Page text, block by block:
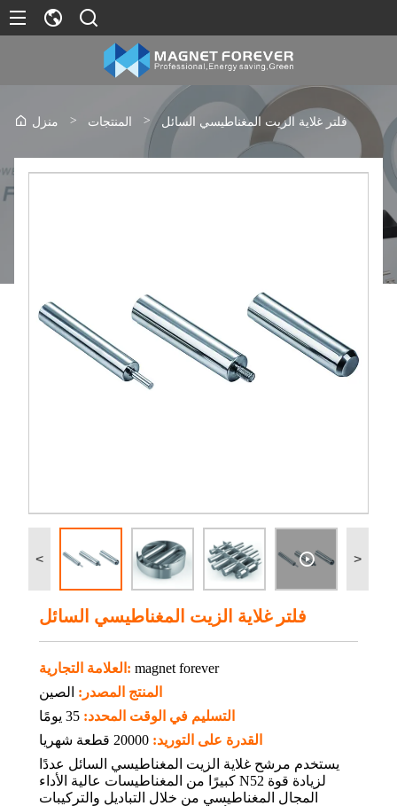
منزل > المنتجات > فلتر غلاية الزيت المغناطيسي السائل
< >
فلتر غلاية الزيت المغناطيسي السائل
العلامة التجارية: magnet forever
المنتج المصدر: الصين
التسليم في الوقت المحدد: 35 يومًا
القدرة على التوريد: 20000 قطعة شهريا
يستخدم مرشح غلاية الزيت المغناطيسي السائل عددًا
كبيرًا من المغناطيسات عالية الأداء N52 لزيادة قوة
المجال المغناطيسي من خلال التباديل والتركيبات